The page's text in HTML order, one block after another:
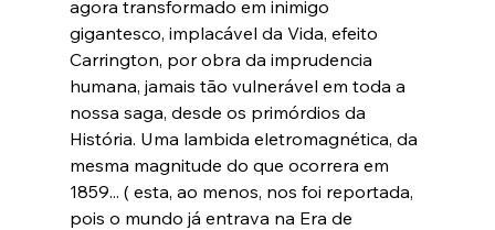
agora transformado em inimigo
gigantesco, implacável da Vida, efeito
Carrington, por obra da imprudencia
humana, jamais tão vulnerável em toda a
nossa saga, desde os primórdios da
História. Uma lambida eletromagnética, da
mesma magnitude do que ocorrera em
1859... ( esta, ao menos, nos foi reportada,
pois o mundo já entrava na Era de